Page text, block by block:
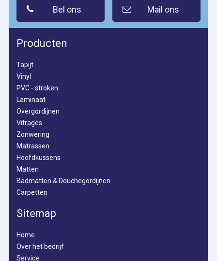
Bel ons Mail ons
Producten
Tapijt
Vinyl
PVC - stroken
Laminaat
Overgordijnen
Vitrages
Zonwering
Matrassen
Hoofdkussens
Matten
Badmatten & Douchegordijnen
Carpetten
Sitemap
Home
Over het bedrijf
Service